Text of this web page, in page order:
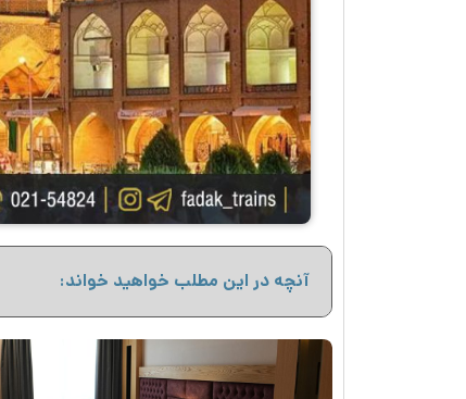
آنچه در این مطلب خواهید خواند: